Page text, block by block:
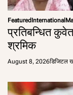
Featured International
प्रतिबन्धित
श्रमिक
August 8, 2026डिजिटल